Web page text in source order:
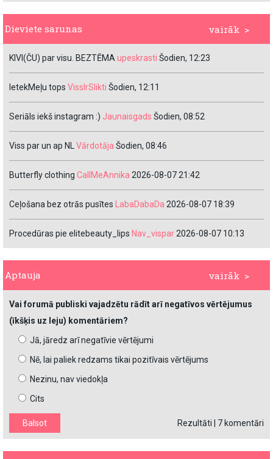
vairāk >
Dieviete sarunas
KIVI(ČU) par visu. BEZTĒMAupeskrasti Šodien, 12:23
IetekMeļu tops VissIrSlikti Šodien, 12:11
Seriāls iekš instagram :) Jaunaisgads Šodien, 08:52
Viss par un ap NLVārdotāja Šodien, 08:46
Butterfly clothing CallMeAnnika 2026-08-07 21:42
Ceļošana bez otrās pusītes LabaDabaDa 2026-08-07 18:39
Procedūras pie elitebeauty_lips Nav_vispar2026-08-07 10:13
vairāk >
Aptauja
Vai forumā publiski vajadzētu rādīt arī negatīvos vērtējumus
(īkšķis uz leju) komentāriem?
Jā, jāredz arī negatīvie vērtējumi
Nē, lai paliek redzams tikai pozitīvais vērtējums
Nezinu, nav viedokļa
Cits
Rezultāti 7 komentāri